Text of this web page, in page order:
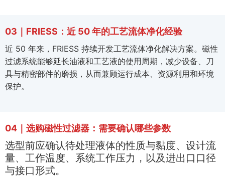
03｜FRIESS：近 50 年的工艺流体净化经验
近 50 年来，FRIESS 持续开发工艺流体净化解决方案。磁性
过滤系统能够延长油液和工艺液的使用周期，减少设备、刀
具与精密部件的磨损，从而兼顾运行成本、资源利用和环境
保护。
04｜选购磁性过滤器：需要确认哪些参数
选型前应确认待处理液体的性质与黏度、设计流
量、工作温度、系统工作压力，以及进出口口径
与接口形式。